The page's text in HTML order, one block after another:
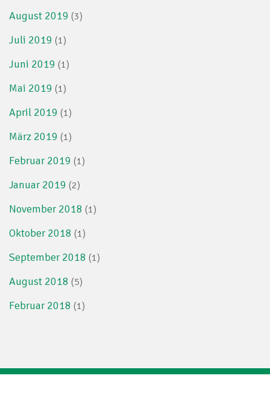
August 2019 (3)
Juli 2019 (1)
Juni 2019 (1)
Mai 2019 (1)
April 2019 (1)
März 2019 (1)
Februar 2019 (1)
Januar 2019 (2)
November 2018 (1)
Oktober 2018 (1)
September 2018 (1)
August 2018 (5)
Februar 2018 (1)